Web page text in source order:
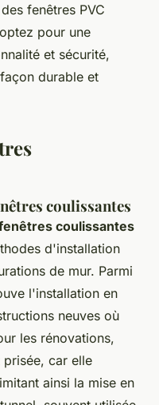
fenêtres PVC
pour une
et sécurité,
durable et
coulissantes
coulissantes
d'installation
de mur. Parmi
l'installation en
neuves où
les rénovations,
car elle
ainsi la mise en